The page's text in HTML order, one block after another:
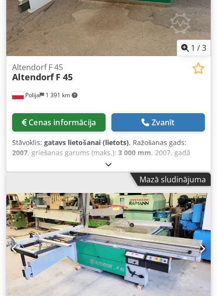
1 /3
Polija 1 391 km
Altendorf F 45
Altendorf F 45
Cenas informācija Zvanīt
Stāvoklis: gatavs lietošanai (lietots), Ražošanas gads:
2007, griešanas garums (maks.): 3 000 mm, 2007. gadā
ražota paneļu zāģēšanas iekārta. Šai Altendorf F 45 iekārtai
ir 3000 mm griešanas garums, galvenais zāģis ar jaudu 5,5
kW un maksimālais galvenā zāģa asmens diametrs 500
mm. Ja jūs meklējat augstas kvalitātes griešanas iespējas,
apsveriet iespēju iegādāties mūsu piedāvāto Altendorf F 45
paneļu zāģi. Sazinieties ar mums, lai saņemtu sīkāku
informāciju. • Galvenā zāģa motora jauda: 5,5 kW • Galvenā
zāģa asmens diametrs: maks. 500 mm Dodjzc I Sfopfx
Apnsck • Iegriezuma zāģa motora jauda: 0,75 kW •
griešanas garums 3000 mm
Mazā sludinājuma